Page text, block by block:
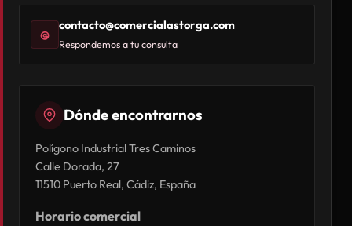
@
contacto@comercialastorga.com
Respondemos a tu consulta
Dónde encontrarnos
Polígono Industrial Tres Caminos
Calle Dorada, 27
11510 Puerto Real, Cádiz, España
Horario comercial